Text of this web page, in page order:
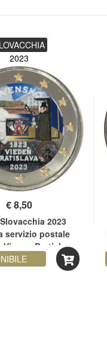
2023
€8,50
2023
servizio postale
Vienna-Bratislava